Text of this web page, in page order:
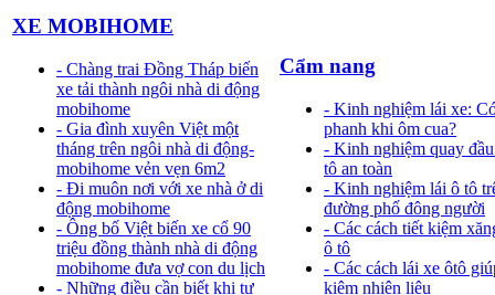
XE MOBIHOME
- Chàng trai Đồng Tháp biến
xe tải thành ngôi nhà di động
mobihome
- Gia đình xuyên Việt một
tháng trên ngôi nhà di động-
mobihome vẻn vẹn 6m2
- Đi muôn nơi với xe nhà ở di
động mobihome
- Ông bố Việt biến xe cổ 90
triệu đồng thành nhà di động
mobihome đưa vợ con du lịch
- Những điều cần biết khi tự
Cẩm nang
- Kinh nghiệm lái xe:
phanh khi ôm cua?
- Kinh nghiệm quay
tô an toàn
- Kinh nghiệm lái ô tô
đường phố đông người
- Các cách tiết kiệm
ô tô
- Các cách lái xe ôtô
kiệm nhiên liệu